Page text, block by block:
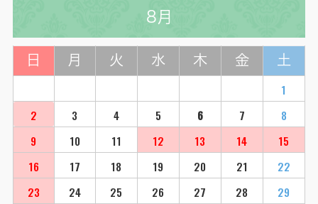
8月
日 月 火 水 木 金 土
1
2
3 4 5 6 7
8
9
10 11 12 13 14
15
16
17 18 19 20 21
22
23
24 25 26 27 28
29